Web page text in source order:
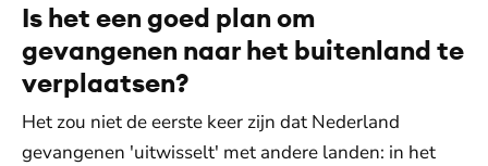
Is het een goed plan om
gevangenen naar het buitenland te
verplaatsen?
Het zou niet de eerste keer zijn dat Nederland
gevangenen 'uitwisselt' met andere landen: in het